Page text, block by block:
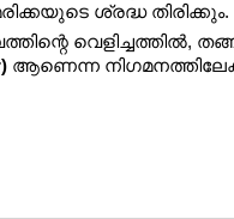
ശ്രദ്ധ തിരിക്കും.
വെളിച്ചത്തിൽ,
ആണെന്ന